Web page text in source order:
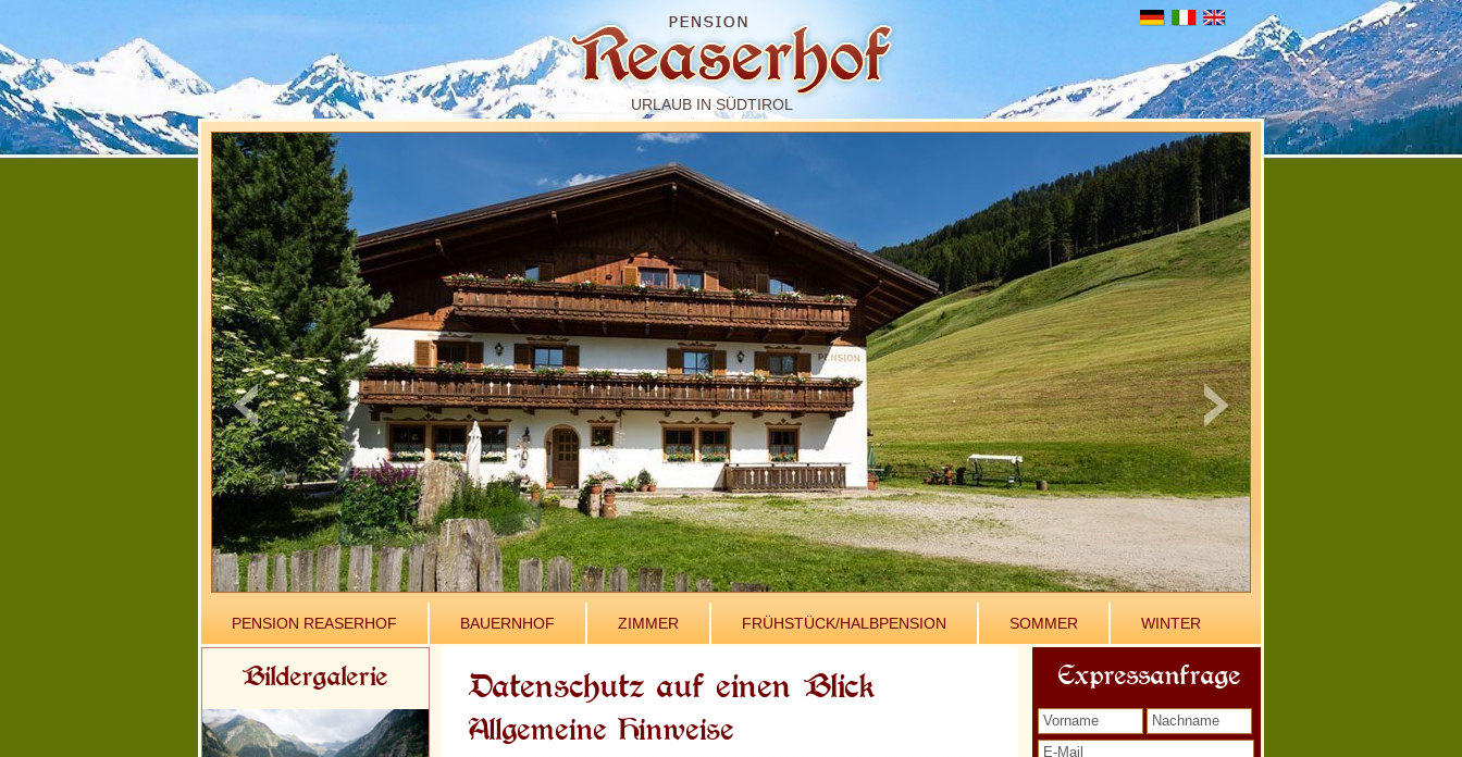
URLAUB IN SÜDTIROL
PENSION REASERHOF BAUERNHOF ZIMMER FRÜHSTÜCK/HALBPENSION SOMMER WINTER
Datenschutz auf einen Blick
Allgemeine Hinweise
Bildergalerie Expressanfrage